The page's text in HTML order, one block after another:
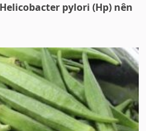
pylori (Hp) nên